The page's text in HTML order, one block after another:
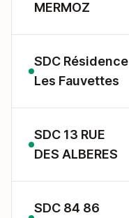
MERMOZ
SDC Résidence
Les Fauvettes
SDC 13 RUE
DES ALBERES
SDC 84 86